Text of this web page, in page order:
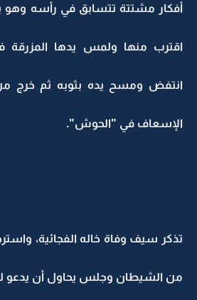
أفكار مشتتة تتسابق في رأسه وهو
اقترب منها ولمس يدها المزرقة
انتفض ومسح يده بثوبه ثم خرج
الإسعاف في "الحوش".
تذكر سيف وفاة خاله الفجائية،
من الشيطان وجلس يحاول أن يدعو